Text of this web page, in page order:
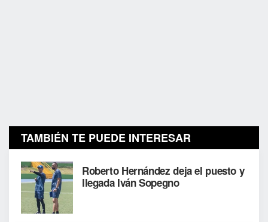
TAMBIÉN TE PUEDE INTERESAR
Roberto Hernández deja el puesto y
llegada Iván Sopegno